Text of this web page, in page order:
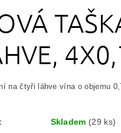
na čtyři láhve vína o objemu
Skladem (29 ks)